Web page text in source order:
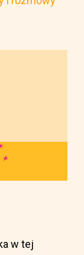
w tej